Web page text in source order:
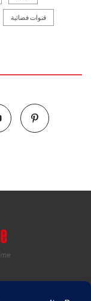
قنوات فضائية